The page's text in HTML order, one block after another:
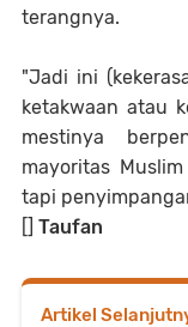
terangnya.
"Jadi ini
ketakwaan atau
mestinya
mayoritas
tapi
[] Taufan
Artikel